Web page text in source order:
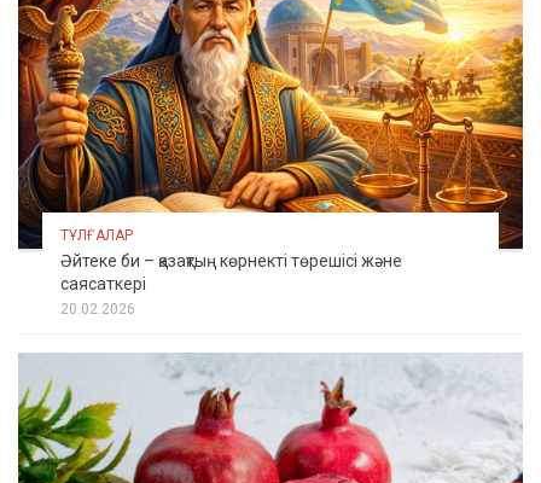
ТҰЛҒАЛАР
Әйтеке би – қазақтың көрнекті төрешісі және
саясаткері
20.02.2026